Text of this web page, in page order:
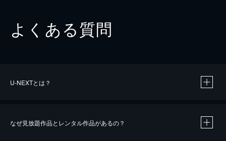
よくある質問
U-NEXTとは？
なぜ見放題作品とレンタル作品があるの？